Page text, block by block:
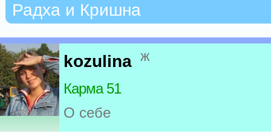
Радха и Кришна
kozulina ж
Карма 51
О себе